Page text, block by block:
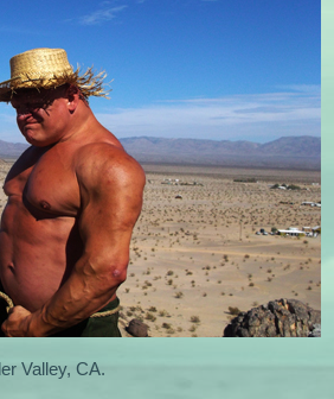
Valley, CA.